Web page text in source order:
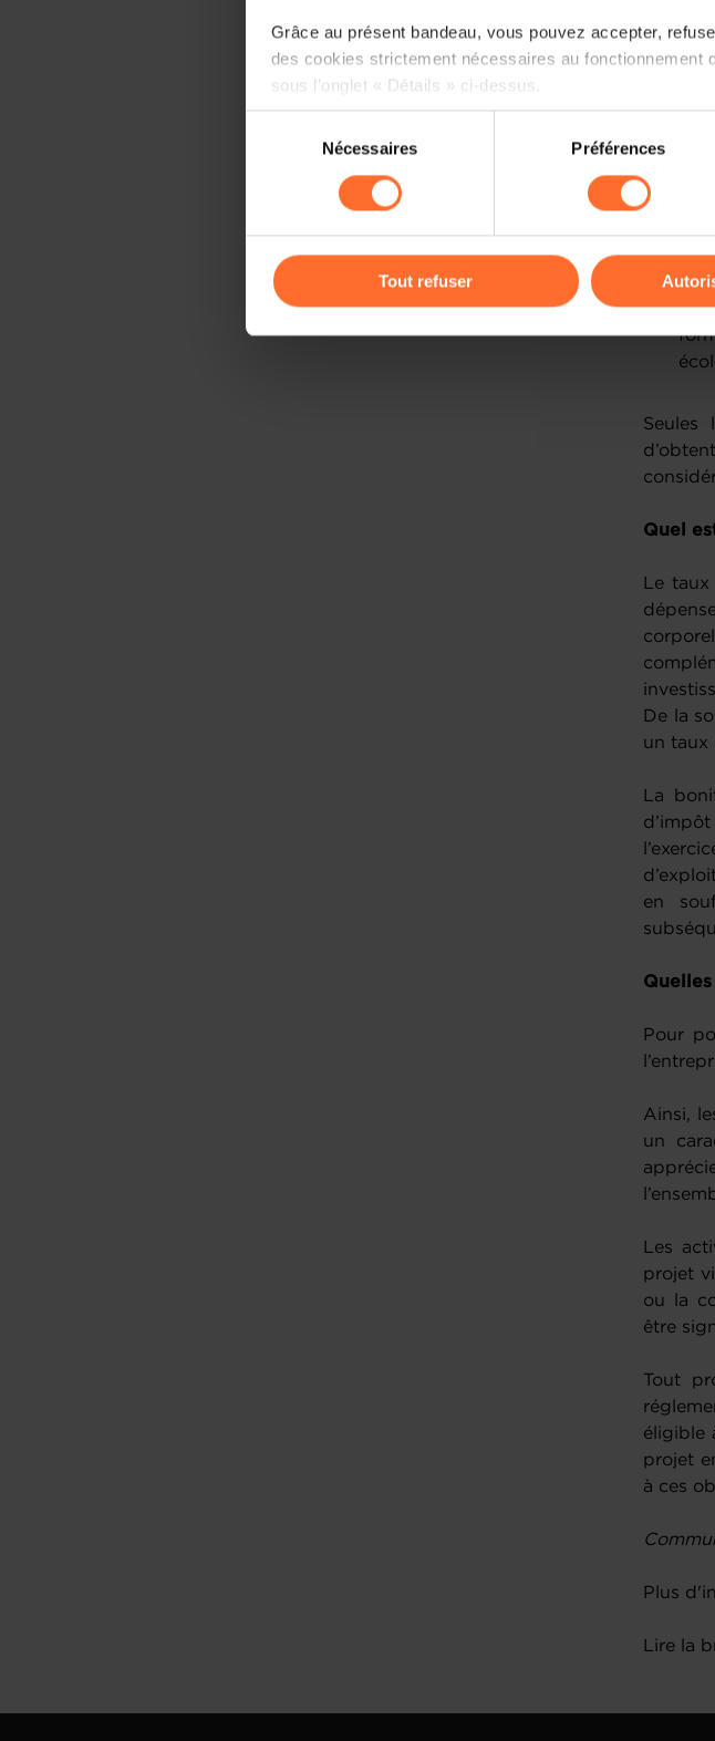
Grâce au présent bandeau, vous pouvez accepter,
des cookies strictement nécessaires au
sous l’onglet « Détails » ci-dessus.
Il est précisé que la navigation sur le site et certaines
cas de refus de tous les cookies ou des cookies non
gauche de chaque page.
Charte
consentement
Nécessaires Préférences
Tout refuser
Le
Seules
Quel
Le
De la
un taux
La
en
Pour
Ainsi,
un
Les
projet
ou la
être
Tout
éligible
projet
à ces
Plus
Lire la